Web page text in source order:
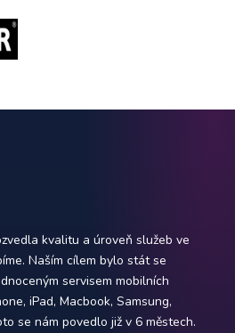
kvalitu a úroveň služeb ve
Naším cílem bylo stát se
servisem mobilních
iPad, Macbook, Samsung,
se nám povedlo již v 6 městech.